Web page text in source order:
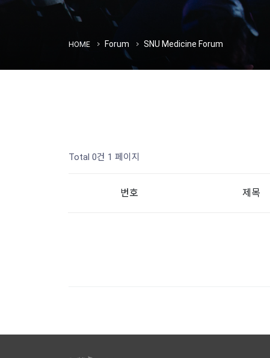
HOME Forum SNU Medicine Forum
Total 0건 1 페이지
번호 제목